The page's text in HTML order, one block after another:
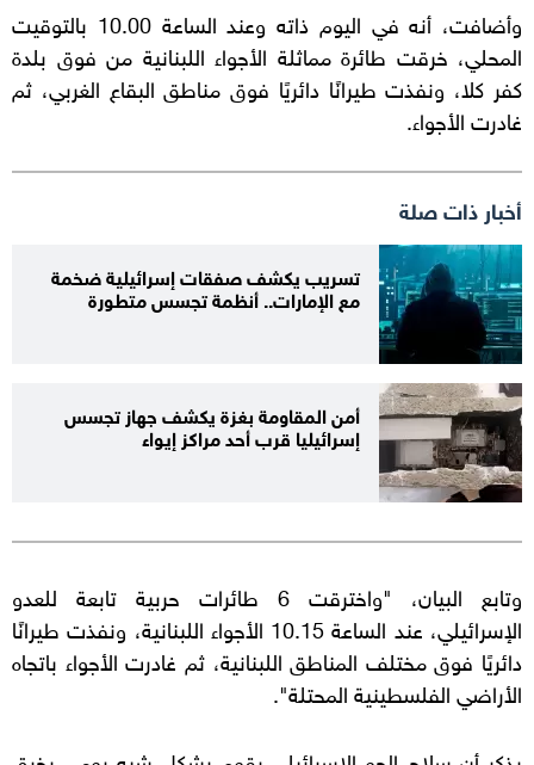
وأضافت، أنه في اليوم ذاته وعند الساعة 10.00 بالتوقيت
المحلي، خرقت طائرة مماثلة الأجواء اللبنانية من فوق بلدة
كفر كلا، ونفذت طيرانًا دائريًا فوق مناطق البقاع الغربي، ثم
غادرت الأجواء.
أخبار ذات صلة
تسريب يكشف صفقات إسرائيلية ضخمة
مع الإمارات.. أنظمة تجسس متطورة
أمن المقاومة بغزة يكشف جهاز تجسس
إسرائيليا قرب أحد مراكز إيواء
وتابع البيان، "واخترقت 6 طائرات حربية تابعة للعدو
الإسرائيلي، عند الساعة 10.15 الأجواء اللبنانية، ونفذت طيرانًا
دائريًا فوق مختلف المناطق اللبنانية، ثم غادرت الأجواء باتجاه
الأراضي الفلسطينية المحتلة".